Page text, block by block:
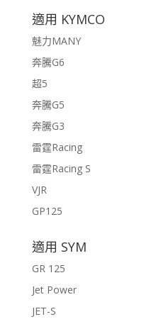
適用 KYMCO
魅力MANY
奔騰G6
超5
奔騰G5
奔騰G3
雷霆Racing
雷霆Racing S
VJR
GP125
適用 SYM
GR 125
Jet Power
JET-S